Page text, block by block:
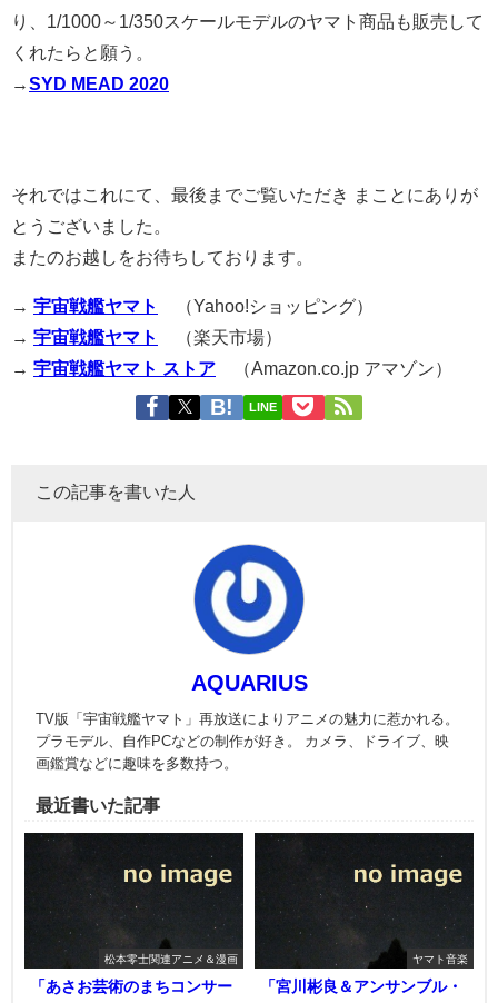
り、1/1000～1/350スケールモデルのヤマト商品も販売して
くれたらと願う。
→SYD MEAD 2020
それではこれにて、最後までご覧いただき まことにありが
とうございました。
またのお越しをお待ちしております。
→ 宇宙戦艦ヤマト
（Yahoo!ショッピング）
→ 宇宙戦艦ヤマト
（楽天市場）
→ 宇宙戦艦ヤマト ストア （Amazon.co.jp アマゾン）
LINE
この記事を書いた人
AQUARIUS
TV版「宇宙戦艦ヤマト」再放送によりアニメの魅力に惹かれる。
プラモデル、自作PCなどの制作が好き。 カメラ、ドライブ、映
画鑑賞などに趣味を多数持つ。
最近書いた記事
松本零士関連アニメ＆漫画
「あさお芸術のまちコンサー
ヤマト音楽
「宮川彬良＆アンサンブル・